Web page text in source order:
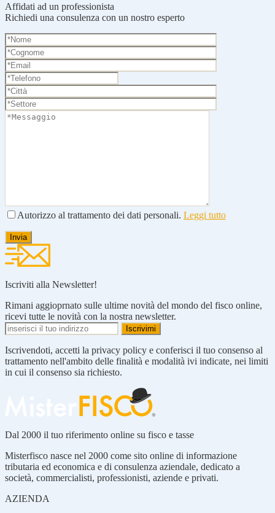
Affidati ad un professionista
Richiedi una consulenza con un nostro esperto
Autorizzo al trattamento dei dati personali. Leggi tutto
Iscriviti alla Newsletter!
Rimani aggioprnato sulle ultime novità del mondo del fisco online,
ricevi tutte le novità con la nostra newsletter.
Iscrivendoti, accetti la privacy policy e conferisci il tuo consenso al
trattamento nell'ambito delle finalità e modalità ivi indicate, nei limiti
in cui il consenso sia richiesto.
Dal 2000 il tuo riferimento online su fisco e tasse
Misterfisco nasce nel 2000 come sito online di informazione
tributaria ed economica e di consulenza aziendale, dedicato a
società, commercialisti, professionisti, aziende e privati.
AZIENDA